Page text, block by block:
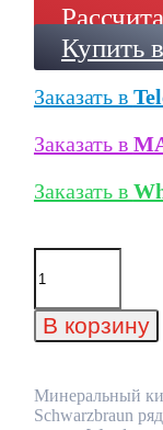
Купить
Заказать в
Заказать в
Заказать в
Количество
товара
кирпич
Wandermode
Schwarzbraun
рядовой
В корзину
Минеральный
Schwarzbraun